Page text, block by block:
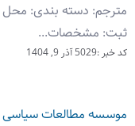
مترجم: دسته بندی: محل
ثبت: مشخصات...
کد خبر :5029 آذر 9, 1404
موسسه مطالعات سیاسی